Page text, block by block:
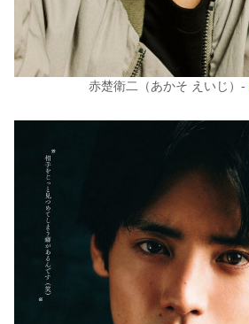
赤楚衛二（あかそ えいじ）-